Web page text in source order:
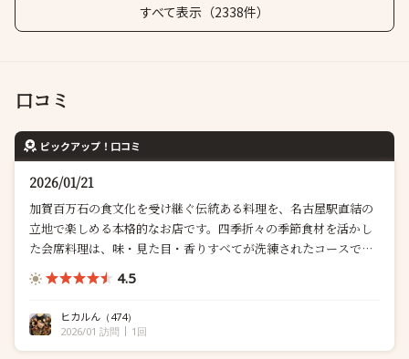
すべて表示（2338件）
口コミ
ピックアップ！口コミ
2026/01/21
加賀百万石の食文化を受け継ぐ伝統ある料理を、名古屋駅直結の
立地で楽しめる本格的なお店です。四季折々の季節食材を活かし
た会席料理は、味・見た目・香りすべてが洗練されたコースで
す。 あらかじめ予約させて頂きました。 名古屋駅の真上という便
利さながら、喧騒を忘れる落ち着いた料亭空間が広がってい...
4.5
ヒカルん （474）
2026/01 訪問
1回